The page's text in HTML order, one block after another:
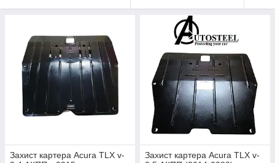
Захист картера Acura TLX v-
Захист картера Acura TLX v-